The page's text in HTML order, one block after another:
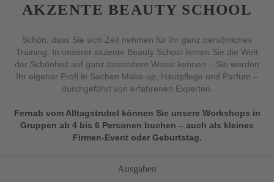
AKZENTE BEAUTY SCHOOL
Schön, dass Sie sich Zeit nehmen für Ihr ganz persönliches
Training. In unserer akzente Beauty School lernen Sie die Welt
der Schönheit auf ganz besondere Weise kennen – Sie werden
Ihr eigener Profi in Sachen Make-up, Hautpflege und Parfum –
durchgeführt von erfahrenen Experten.
Fernab vom Alltagstrubel können Sie unsere Workshops in
Gruppen ab 4 bis 6 Personen buchen – auch als kleines
Firmen-Event oder Geburtstag.
Ausgaben